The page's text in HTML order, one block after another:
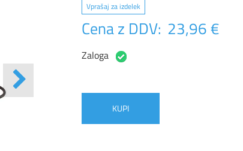
Vprašaj za izdelek
Cena z DDV: 23,96 €
Zaloga
KUPI